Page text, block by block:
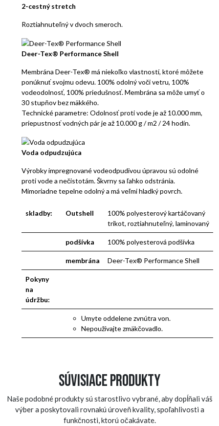
2-cestný stretch
Roztiahnuteľný v dvoch smeroch.
Deer-Tex® Performance Shell
Membrána Deer-Tex® má niekoľko vlastností, ktoré môžete
ponúknuť svojmu odevu. 100% odolný voči vetru, 100%
vodeodolnosť, 100% priedušnosť. Membrána sa môže umyť o
30 stupňov bez mäkkého.
Technické parametre: Odolnosť proti vode je až 10.000 mm,
priepustnosť vodných pár je až 10.000 g / m2 / 24 hodín.
Voda odpudzujúca
Výrobky impregnované vodeodpudivou úpravou sú odolné
proti vode a nečistotám. Škvrny sa ľahko odstránia.
Mimoriadne tepelne odolný a má veľmi hladký povrch.
skladby: Outshell
100% polyesterový kartáčovaný
trikot, roztiahnuteľný, laminovaný
podšívka 100% polyesterová podšívka
membrána Deer-Tex® Performance Shell
Pokyny
na
údržbu:
Umyte oddelene zvnútra von.
Nepoužívajte zmäkčovadlo.
Súvisiace produkty
Naše podobné produkty sú starostlivo vybrané, aby dopĺňali váš
výber a poskytovali rovnakú úroveň kvality, spoľahlivosti a
funkčnosti, ktorú očakávate.